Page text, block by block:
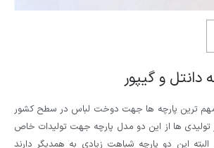
دانتل و گیپور
مهم ترین پارچه ها جهت دوخت لباس در سطح کشور
تولیدی ها از این دو مدل پارچه جهت تولیدات خاص
این دو پارچه شباهت زیادی به همدیگر دارند